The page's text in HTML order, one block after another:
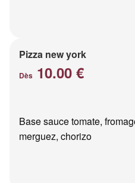
Pizza new york
Dès 10.00 €
Base sauce tomate,
merguez, chorizo